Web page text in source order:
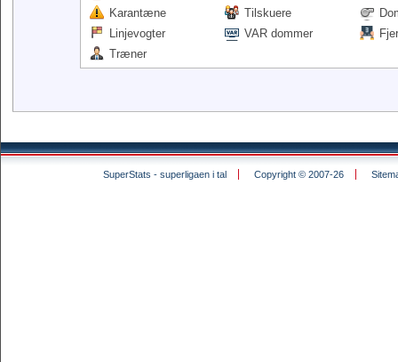
Karantæne
Tilskuere
Linjevogter
VAR dommer
Træner
SuperStats - superligaen i tal Copyright © 2007-26